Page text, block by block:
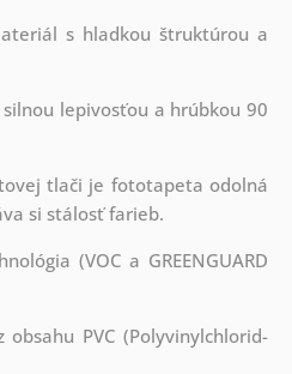
s hladkou štruktúrou a
lepivosťou a hrúbkou 90
tlači je fototapeta odolná
si stálosť farieb.
(VOC a GREENGUARD
PVC (Polyvinylchlorid-